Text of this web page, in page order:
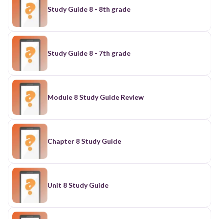
Study Guide 8 - 8th grade
Study Guide 8 - 7th grade
Module 8 Study Guide Review
Chapter 8 Study Guide
Unit 8 Study Guide